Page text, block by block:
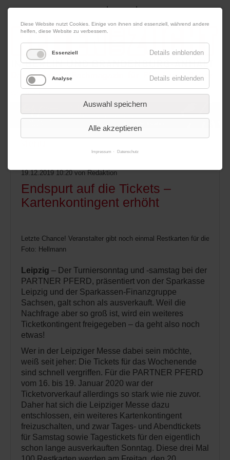
07. August 2026 Impressum|Kontakt|Datenschutz
Werbung
19.12.2019 10:20 von Redaktion
Endspurt auf die Tickets –
Kartenkontingent erhöht
Letzte Chance! Veranstalter gibt noch einmal Restkarten für die
Foto: Hellmann
Leipzig – Der Turniersonntag und -samstag bei der
PARTNER PFERD, präsentiert von der Sparkasse
Leipzig und der Sparkassen-Finanzgruppe
Sachsen, galt schon als ausverkauft. Weil die
Nachfrage aber so groß ist, wird ein weiteres
Ticketkontingent freigegeben – da geht also noch
etwas!
Wer in der Leipziger Messe dabei sein möchte,
weiß seit jeher: Die Tickets für das Wochenende
sind schnell vergriffen. Für die PARTNER PFERD
vom 16. bis 19. Januar 2020 war der
Ticketvorverkauf allerdings so stark wie nie zuvor.
Daher hat sich die Leipziger Messe dazu
entschlossen, ein weiteres Kartenkontingent
freizuschalten, und zwar Tages- und Abendtickets
für Samstag sowie Tagestickets für den eigentlich
schon lange ausverkauften Sonntag. Diese drei Mal
Diese Website nutzt Cookies. Einige von ihnen sind essenziell, während andere
helfen, diese Website zu verbessern.
Essenziell Details einblenden
Analyse Details einblenden
Auswahl speichern
Alle akzeptieren
Impressum Datenschutz